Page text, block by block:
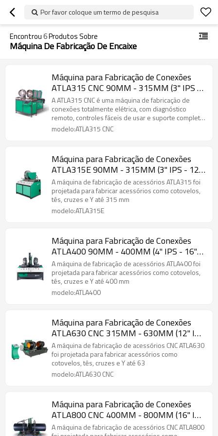
Por favor coloque um termo de pesquisa
Encontrou6Produtos Sobre
Máquina De Fabricação De Encaixe
Máquina para Fabricação de Conexões
ATLA315 CNC 90MM - 315MM (3" IPS -
12" IPS)
A ATLA315 CNC é uma máquina de fabricação de
conexões totalmente elétrica, com diagnóstico
remoto, controles fáceis de usar e suporte completo
para cotovelos, tês e yes de até 315 mm.
modelo:ATLA315 CNC
Máquina para Fabricação de Conexões
ATLA315E 90MM - 315MM (3" IPS - 12"
IPS)
A máquina de fabricação de acessórios ATLA315 foi
projetada para fabricar acessórios como cotovelos,
tês, cruzes e Y até 315 mm
modelo:ATLA315E
Máquina para Fabricação de Conexões
ATLA400 90MM - 400MM (4" IPS - 16"
IPS)
A máquina de fabricação de acessórios ATLA400 foi
projetada para fabricar acessórios como cotovelos,
tês, cruzes e Y até 400 mm
modelo:ATLA400
Máquina para Fabricação de Conexões
ATLA630 CNC 315MM - 630MM (12" IPS
- 24" IPS)
A máquina de fabricação de acessórios CNC ATLA630
foi projetada para fabricar acessórios como
cotovelos, tês, cruzes e Y até 63
modelo:ATLA630 CNC
Máquina para Fabricação de Conexões
ATLA800 CNC 400MM - 800MM (16" IPS
- 32" IPS)
A máquina de fabricação de acessórios CNC ATLA800